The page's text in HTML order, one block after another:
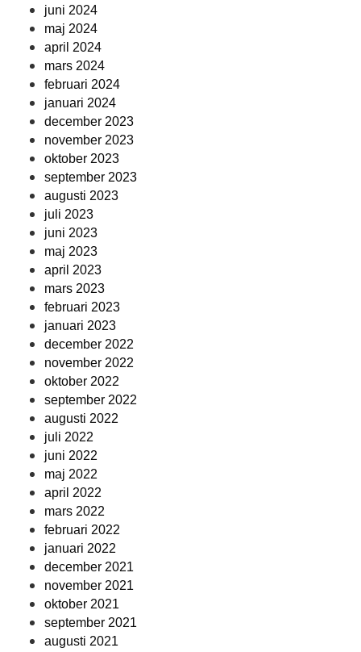
juni 2024
maj 2024
april 2024
mars 2024
februari 2024
januari 2024
december 2023
november 2023
oktober 2023
september 2023
augusti 2023
juli 2023
juni 2023
maj 2023
april 2023
mars 2023
februari 2023
januari 2023
december 2022
november 2022
oktober 2022
september 2022
augusti 2022
juli 2022
juni 2022
maj 2022
april 2022
mars 2022
februari 2022
januari 2022
december 2021
november 2021
oktober 2021
september 2021
augusti 2021